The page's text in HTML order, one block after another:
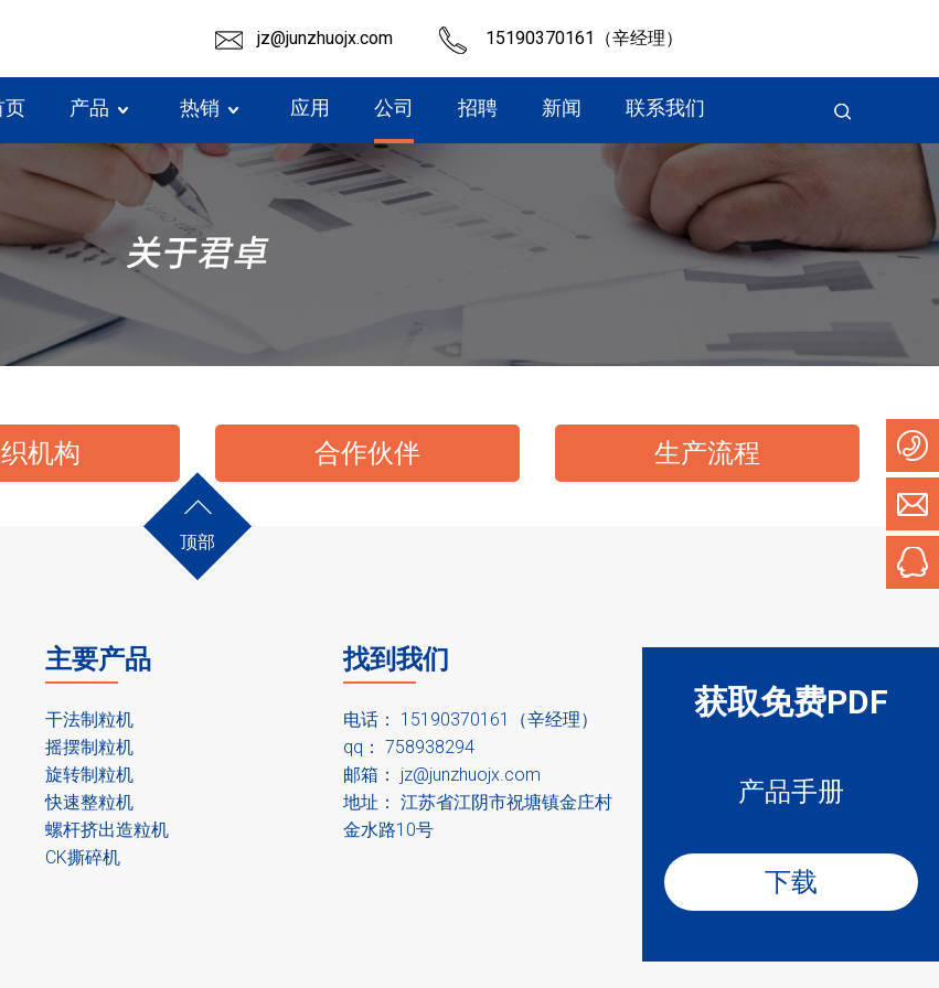
jz@junzhuojx.com 15190370161（辛经理）
页 产品 热销 应用 公司 招聘 新闻 联系我们
机构 合作伙伴 生产流程
顶部
获取免费PDF
产品手册
下载
主要产品
干法制粒机
摇摆制粒机
旋转制粒机
快速整粒机
螺杆挤出造粒机
CK撕碎机
找到我们
电话： 15190370161（辛经理）
qq： 758938294
邮箱： jz@junzhuojx.com
地址： 江苏省江阴市祝塘镇金庄村
金水路10号